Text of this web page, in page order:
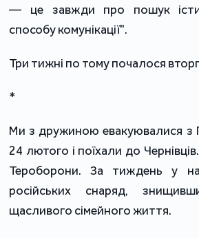
— це завжди про пошук
способу комунікації".
Три тижні по тому почалося
*
Ми з дружиною евакуювалися з
24 лютого і поїхали до
Тероборони. За тиждень у
російських снаряд,
щасливого сімейного життя.